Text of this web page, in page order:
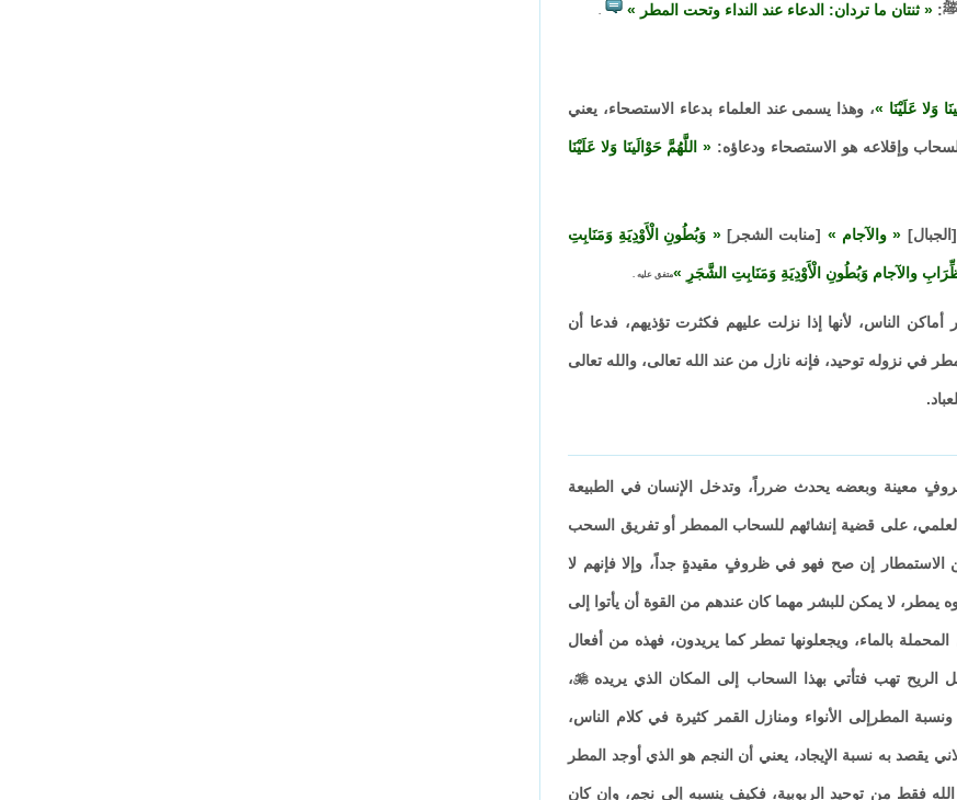
ﷺ: ثنتان ما تردان: الدعاء عند النداء وتحت المطر .
وَلا عَلَيْنَا ، وهذا يسمى عند العلماء بدعاء الاستصحاء، يعني
وإقلاعه هو الاستصحاء ودعاؤه: اللَّهُمَّ حَوْالَينَا وَلا عَلَيْنَا
[الجبال] والآجام [منابت الشجر] وَبُطُونِ الْأَوْدِيَةِ وَمَنَابِتِ
والآجام وَبُطُونِ الْأَوْدِيَةِ وَمَنَابِتِ الشَّجَرِ متفق عليه .
الناس، لأنها إذا نزلت عليهم فكثرت تؤذيهم، فدعا أن
في نزوله توحيد، فإنه نازل من عند الله تعالى، والله تعالى
معينة وبعضه يحدث ضرراً، وتدخل الإنسان في الطبيعة
على قضية إنشائهم للسحاب الممطر أو تفريق السحب
الاستمطار إن صح فهو في ظروفٍ مقيدةٍ جداً، وإلا فإنهم لا
لا يمكن للبشر مهما كان عندهم من القوة أن يأتوا إلى
بالماء، ويجعلونها تمطر كما يريدون، فهذه من أفعال
الريح تهب فتأتي بهذا السحاب إلى المكان الذي يريده،
ونسبة المطرإلى الأنواء ومنازل القمر كثيرة في كلام الناس،
يقصد به نسبة الإيجاد، يعني أن النجم هو الذي أوجد المطر
فقط من توحيد الربوبية، فكيف ينسبه إلى نجم، وإن كان